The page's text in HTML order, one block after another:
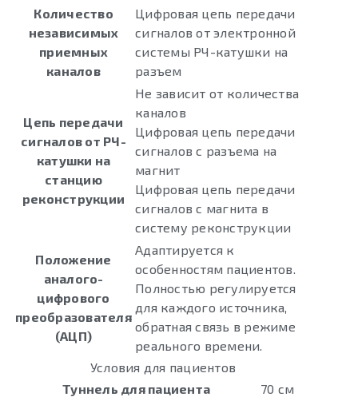
Количество
независимых
приемных
каналов
Цифровая цепь передачи
сигналов от электронной
системы РЧ-катушки на
разъем
Цепь передачи
сигналов от РЧ-
катушки на
станцию
реконструкции
Не зависит от количества
каналов
Цифровая цепь передачи
сигналов с разъема на
магнит
Цифровая цепь передачи
сигналов с магнита в
систему реконструкции
Положение
аналого-
цифрового
преобразователя
(АЦП)
Адаптируется к
особенностям пациентов.
Полностью регулируется
для каждого источника,
обратная связь в режиме
реального времени.
Условия для пациентов
Туннель для пациента
70 см